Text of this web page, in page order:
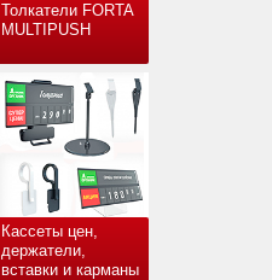
Толкатели FORTA
MULTIPUSH
Кассеты цен,
держатели,
вставки и карманы